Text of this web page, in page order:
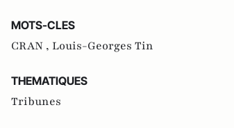
MOTS-CLES
CRAN , Louis-Georges Tin
THEMATIQUES
Tribunes